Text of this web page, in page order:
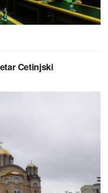
Cetinjski